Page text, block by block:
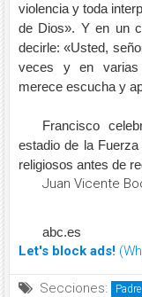
violencia y toda
de Dios». Y en un
decirle: «Usted,
veces y en varias
merece escucha y
Francisco
estadio de la
religiosos antes de
Juan Vicente
abc.es
Let's block ads!
Secciones: